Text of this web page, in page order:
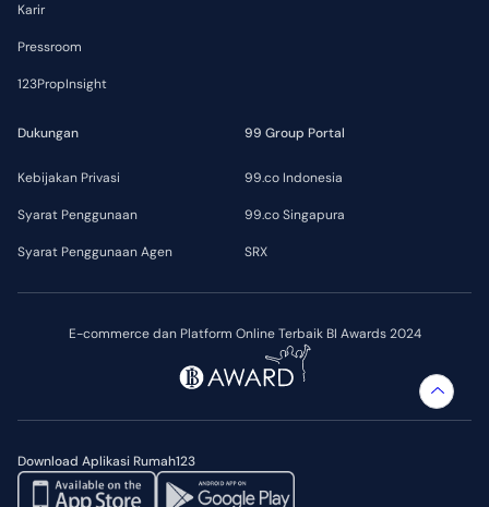
E-commerce dan Platform Online Terbaik BI Awards 2024
Download Aplikasi Rumah123
Karir
Pressroom
123PropInsight
Dukungan
Kebijakan Privasi
Syarat Penggunaan
Syarat Penggunaan Agen
99 Group Portal
99.co Indonesia
99.co Singapura
SRX